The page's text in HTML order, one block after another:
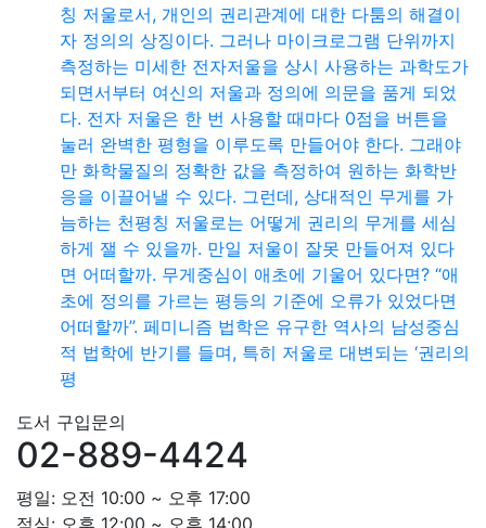
칭 저울로서, 개인의 권리관계에 대한 다툼의 해결이
자 정의의 상징이다. 그러나 마이크로그램 단위까지
측정하는 미세한 전자저울을 상시 사용하는 과학도가
되면서부터 여신의 저울과 정의에 의문을 품게 되었
다. 전자 저울은 한 번 사용할 때마다 0점을 버튼을
눌러 완벽한 평형을 이루도록 만들어야 한다. 그래야
만 화학물질의 정확한 값을 측정하여 원하는 화학반
응을 이끌어낼 수 있다. 그런데, 상대적인 무게를 가
늠하는 천평칭 저울로는 어떻게 권리의 무게를 세심
하게 잴 수 있을까. 만일 저울이 잘못 만들어져 있다
면 어떠할까. 무게중심이 애초에 기울어 있다면? “애
초에 정의를 가르는 평등의 기준에 오류가 있었다면
어떠할까”. 페미니즘 법학은 유구한 역사의 남성중심
적 법학에 반기를 들며, 특히 저울로 대변되는 ‘권리의
평
도서 구입문의
02-889-4424
평일: 오전 10:00 ~ 오후 17:00
점심: 오후 12:00 ~ 오후 14:00